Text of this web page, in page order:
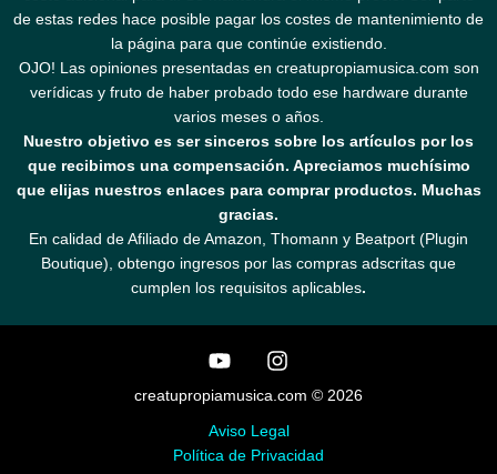
de estas redes hace posible pagar los costes de mantenimiento de
la página para que continúe existiendo.
OJO! Las opiniones presentadas en creatupropiamusica.com son
verídicas y fruto de haber probado todo ese hardware durante
varios meses o años.
Nuestro objetivo es ser sinceros sobre los artículos por los
que recibimos una compensación. Apreciamos muchísimo
que elijas nuestros enlaces para comprar productos. Muchas
gracias.
En calidad de Afiliado de Amazon, Thomann y Beatport (Plugin
Boutique), obtengo ingresos por las compras adscritas que
cumplen los requisitos aplicables.
creatupropiamusica.com © 2026
Aviso Legal
Política de Privacidad